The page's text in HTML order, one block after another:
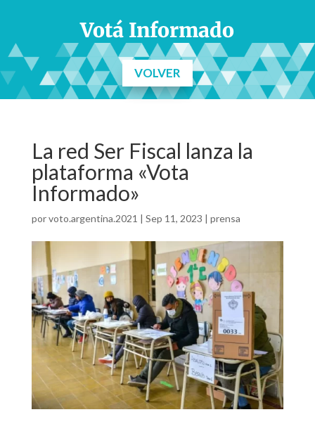
Votá Informado
VOLVER
La red Ser Fiscal lanza la
plataforma «Vota
Informado»
porvoto.argentina.2021 | Sep 11, 2023 | prensa